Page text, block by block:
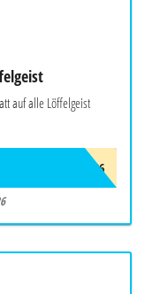
auf alle Löffelgeist
FREUNDE26